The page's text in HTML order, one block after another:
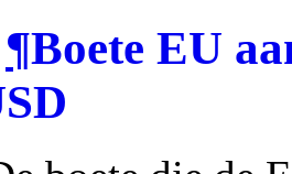
¶Boete EU